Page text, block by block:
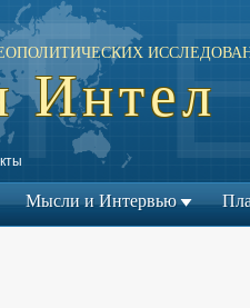
Интел
Мысли и Интервью